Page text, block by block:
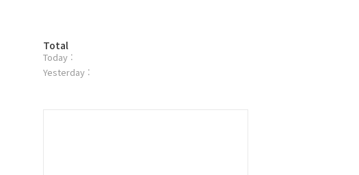
방
문
자
Total
Today :
Yesterday :